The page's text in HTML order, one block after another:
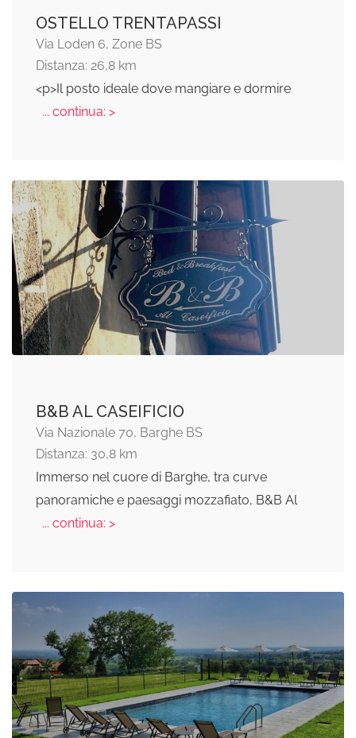
OSTELLO TRENTAPASSI
Via Loden 6, Zone BS
Distanza: 26,8 km
<p>Il posto ideale dove mangiare e dormire
... continua: >
B&B AL CASEIFICIO
Via Nazionale 70, Barghe BS
Distanza: 30,8 km
Immerso nel cuore di Barghe, tra curve
panoramiche e paesaggi mozzafiato, B&B Al
... continua: >